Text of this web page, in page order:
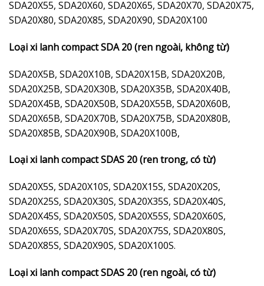
SDA20X55, SDA20X60, SDA20X65, SDA20X70, SDA20X75,
SDA20X80, SDA20X85, SDA20X90, SDA20X100
Loại xi lanh compact SDA 20 (ren ngoài, không từ)
SDA20X5B, SDA20X10B, SDA20X15B, SDA20X20B,
SDA20X25B, SDA20X30B, SDA20X35B, SDA20X40B,
SDA20X45B, SDA20X50B, SDA20X55B, SDA20X60B,
SDA20X65B, SDA20X70B, SDA20X75B, SDA20X80B,
SDA20X85B, SDA20X90B, SDA20X100B,
Loại xi lanh compact SDAS 20 (ren trong, có từ)
SDA20X5S, SDA20X10S, SDA20X15S, SDA20X20S,
SDA20X25S, SDA20X30S, SDA20X35S, SDA20X40S,
SDA20X45S, SDA20X50S, SDA20X55S, SDA20X60S,
SDA20X65S, SDA20X70S, SDA20X75S, SDA20X80S,
SDA20X85S, SDA20X90S, SDA20X100S.
Loại xi lanh compact SDAS 20 (ren ngoài, có từ)